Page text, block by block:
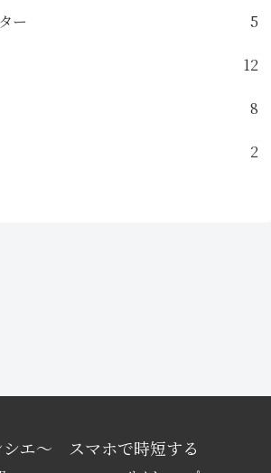
ー 5
12
8
2
シエ〜 スマホで時短する